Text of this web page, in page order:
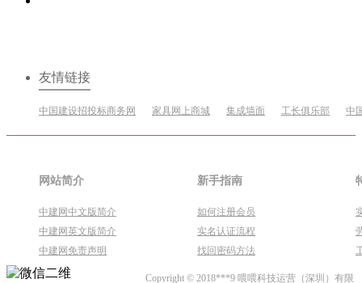
友情链接
中国建设招投标商务网 家具网上商城 集成墙面 工长俱乐部 中
网站简介
中建网中文版简介
中建网英文版简介
中建网免责声明
新手指南
如何注册会员
实名认证流程
找回密码方法
Copyright © 2018***9 喂喂科技运营（深圳）有限